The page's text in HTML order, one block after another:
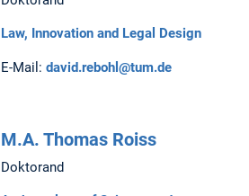
Law, Innovation and Legal Design
E-Mail: david.rebohl@tum.de
M.A. Thomas Roiss
Doktorand